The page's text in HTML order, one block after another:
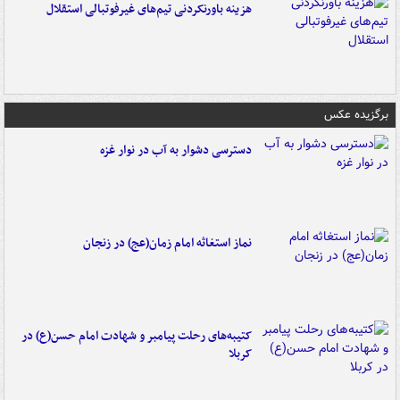
هزینه باورنکردنی تیم‌های غیرفوتبالی استقلال
برگزیده عکس
دسترسی دشوار به آب در نوار غزه
نماز استغاثه امام زمان(عج) در زنجان
کتیبه‌های رحلت پیامبر و شهادت امام حسن(ع) در
کربلا